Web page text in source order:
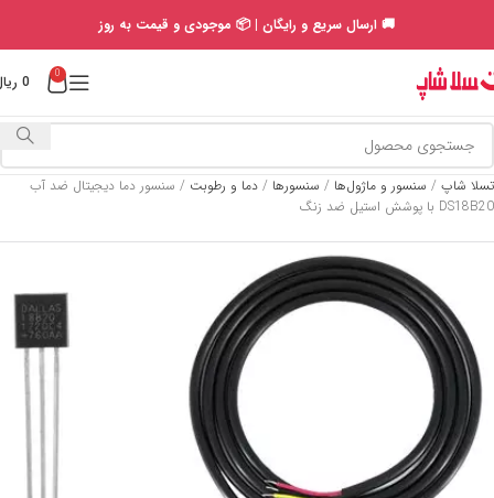
🚚 ارسال سریع و رایگان | 📦 موجودی و قیمت به روز
0
0
تسلا شاپ / سنسور و ماژول‌ها / سنسورها / دما و رطوبت / سنسور دما دیجیتال ضد آب
DS18B20 با پوشش استیل ضد زنگ